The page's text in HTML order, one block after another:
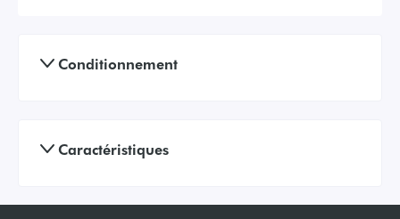
Conditionnement
Caractéristiques